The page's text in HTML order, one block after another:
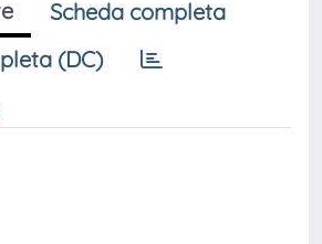
Scheda completa
(DC)